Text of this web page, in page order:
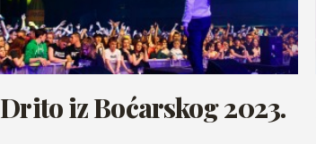
Drito iz Boćarskog 2023.